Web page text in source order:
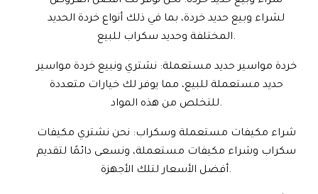
لشراء وبيع حديد خردة، بما في ذلك أنواع خردة الحديد
المختلفة وحديد سكراب للبيع.
خردة مواسير حديد مستعملة: نشتري ونبيع خردة مواسير
حديد مستعملة للبيع، مما يوفر لك خيارات متعددة
للتخلص من هذه المواد.
شراء مكيفات مستعملة وسكراب: نحن نشتري مكيفات
سكراب وشراء مكيفات مستعملة، ونسعى دائمًا لتقديم
أفضل الأسعار لتلك الأجهزة.